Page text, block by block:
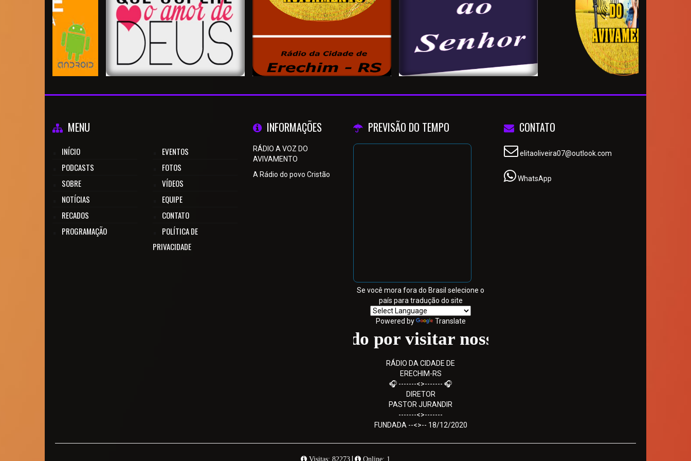
MENU
INÍCIO
PODCASTS
SOBRE
NOTÍCIAS
RECADOS
PROGRAMAÇÃO
EVENTOS
FOTOS
VÍDEOS
EQUIPE
CONTATO
POLÍTICA DE
PRIVACIDADE
INFORMAÇÕES
RÁDIO A VOZ DO
AVIVAMENTO
A Rádio do povo Cristão
PREVISÃO DO TEMPO
Se você mora fora do Brasil selecione o
país para tradução do site
Powered by Translate
Obrigado por visitar nosso site - Volte sempre
RÁDIO DA CIDADE DE
ERECHIM-RS
🎧 -------<>------- 🎧
DIRETOR
PASTOR JURANDIR
-------<>-------
FUNDADA --<>-- 18/12/2020
CONTATO
elitaoliveira07@outlook.com
WhatsApp
Visitas: 82273 | Online: 1